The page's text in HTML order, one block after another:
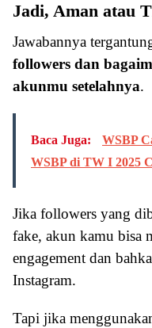
Jadi, Aman atau
Jawabannya
followers dan
akunmu setelahnya.
Baca Juga:
WSBP
WSBP di TW I 2025
Jika followers yang
fake, akun kamu bisa
engagement dan
Instagram.
Tapi jika